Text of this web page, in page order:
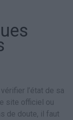
l’état de sa
site officiel ou
de doute, il faut